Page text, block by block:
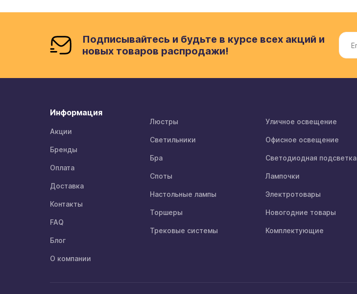
Подписывайтесь и будьте в курсе всех акций и
новых товаров распродажи!
Информация
Акции
Бренды
Оплата
Доставка
Контакты
FAQ
Блог
О компании
Люстры
Светильники
Бра
Споты
Настольные лампы
Торшеры
Трековые системы
Уличное освещение
Офисное освещение
Светодиодная подсветка
Лампочки
Электротовары
Новогодние товары
Комплектующие